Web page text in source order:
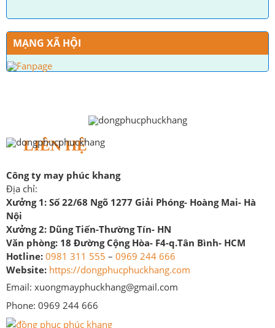
MẠNG XÃ HỘI
LIÊN HỆ
Công ty may phúc khang
Địa chỉ:
Xưởng 1: Số 22/68 Ngõ 1277 Giải Phóng- Hoàng Mai- Hà
Nội
Xưởng 2: Dũng Tiến-Thường Tín- HN
Văn phòng: 18 Đường Cộng Hòa- F4-q.Tân Bình- HCM
Hotline: 0981 311 555 – 0969 244 666
Website: https://dongphucphuckhang.com
Email: xuongmayphuckhang@gmail.com
Phone: 0969 244 666